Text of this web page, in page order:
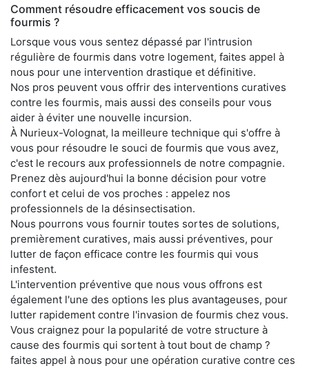
Comment résoudre efficacement vos soucis de
fourmis ?
Lorsque vous vous sentez dépassé par l'intrusion
régulière de fourmis dans votre logement, faites appel à
nous pour une intervention drastique et définitive.
Nos pros peuvent vous offrir des interventions curatives
contre les fourmis, mais aussi des conseils pour vous
aider à éviter une nouvelle incursion.
À Nurieux-Volognat, la meilleure technique qui s'offre à
vous pour résoudre le souci de fourmis que vous avez,
c'est le recours aux professionnels de notre compagnie.
Prenez dès aujourd'hui la bonne décision pour votre
confort et celui de vos proches : appelez nos
professionnels de la désinsectisation.
Nous pourrons vous fournir toutes sortes de solutions,
premièrement curatives, mais aussi préventives, pour
lutter de façon efficace contre les fourmis qui vous
infestent.
L'intervention préventive que nous vous offrons est
également l'une des options les plus avantageuses, pour
lutter rapidement contre l'invasion de fourmis chez vous.
Vous craignez pour la popularité de votre structure à
cause des fourmis qui sortent à tout bout de champ ?
faites appel à nous pour une opération curative contre ces